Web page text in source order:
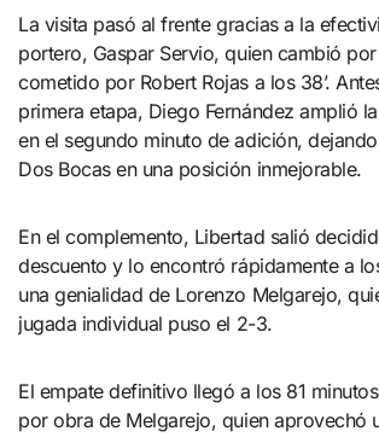
La visita pasó al frente gracias a la
portero, Gaspar Servio, quien cambió
cometido por Robert Rojas a los 38’.
primera etapa, Diego Fernández amplió
en el segundo minuto de adición,
Dos Bocas en una posición inmejorable.
En el complemento, Libertad salió
descuento y lo encontró rápidamente a
una genialidad de Lorenzo Melgarejo,
jugada individual puso el 2-3.
El empate definitivo llegó a los 81
por obra de Melgarejo, quien aprovechó